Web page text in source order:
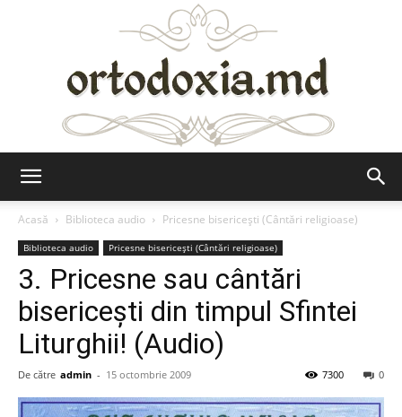
Acasă
Biblioteca audio Pricesne bisericești (Cântări religioase)
Biblioteca audio Pricesne bisericești (Cântări religioase)
3. Pricesne sau cântări
bisericeşti din timpul Sfintei
Liturghii! (Audio)
De către admin - 15 octombrie 2009 0
7300